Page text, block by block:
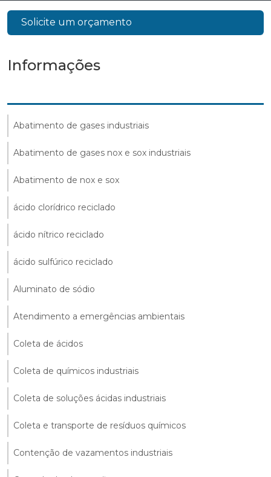
Solicite um orçamento
Informações
Abatimento de gases industriais
Abatimento de gases nox e sox industriais
Abatimento de nox e sox
ácido clorídrico reciclado
ácido nítrico reciclado
ácido sulfúrico reciclado
Aluminato de sódio
Atendimento a emergências ambientais
Coleta de ácidos
Coleta de químicos industriais
Coleta de soluções ácidas industriais
Coleta e transporte de resíduos químicos
Contenção de vazamentos industriais